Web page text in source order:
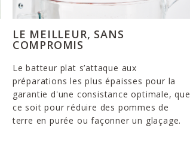
LE MEILLEUR, SANS
COMPROMIS
Le batteur plat s’attaque aux
préparations les plus épaisses pour la
garantie d'une consistance optimale, que
ce soit pour réduire des pommes de
terre en purée ou façonner un glaçage.